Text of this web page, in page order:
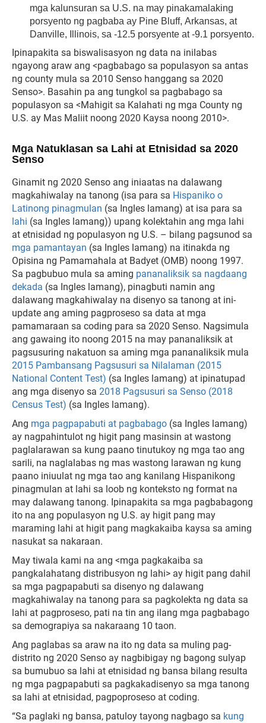
mga kalunsuran sa U.S. na may pinakamalaking
porsyento ng pagbaba ay Pine Bluff, Arkansas, at
Danville, Illinois, sa -12.5 porsyente at -9.1 porsyento.
Ipinapakita sa biswalisasyon ng data na inilabas
ngayong araw ang <pagbabago sa populasyon sa antas
ng county mula sa 2010 Senso hanggang sa 2020
Senso>. Basahin pa ang tungkol sa pagbabago sa
populasyon sa <Mahigit sa Kalahati ng mga County ng
U.S. ay Mas Maliit noong 2020 Kaysa noong 2010>.
Mga Natuklasan sa Lahi at Etnisidad sa 2020
Senso
Ginamit ng 2020 Senso ang iniaatas na dalawang
magkahiwalay na tanong (isa para sa Hispaniko o
Latinong pinagmulan (sa Ingles lamang) at isa para sa
lahi (sa Ingles lamang)) upang kolektahin ang mga lahi
at etnisidad ng populasyon ng U.S. – bilang pagsunod sa
mga pamantayan (sa Ingles lamang) na itinakda ng
Opisina ng Pamamahala at Badyet (OMB) noong 1997.
Sa pagbubuo mula sa aming pananaliksik sa nagdaang
dekada (sa Ingles lamang), pinagbuti namin ang
dalawang magkahiwalay na disenyo sa tanong at ini-
update ang aming pagproseso sa data at mga
pamamaraan sa coding para sa 2020 Senso. Nagsimula
ang gawaing ito noong 2015 na may pananaliksik at
pagsusuring nakatuon sa aming mga pananaliksik mula
2015 Pambansang Pagsusuri sa Nilalaman (2015
National Content Test) (sa Ingles lamang) at ipinatupad
ang mga disenyo sa 2018 Pagsusuri sa Senso (2018
Census Test) (sa Ingles lamang).
Ang mga pagpapabuti at pagbabago (sa Ingles lamang)
ay nagpahintulot ng higit pang masinsin at wastong
paglalarawan sa kung paano tinutukoy ng mga tao ang
sarili, na naglalabas ng mas wastong larawan ng kung
paano iniuulat ng mga tao ang kanilang Hispanikong
pinagmulan at lahi sa loob ng konteksto ng format na
may dalawang tanong. Ipinapakita sa mga pagbabagong
ito na ang populasyon ng U.S. ay higit pang may
maraming lahi at higit pang magkakaiba kaysa sa aming
nasukat sa nakaraan.
May tiwala kami na ang <mga pagkakaiba sa
pangkalahatang distribusyon ng lahi> ay higit pang dahil
sa mga pagpapabuti sa disenyo ng dalawang
magkahiwalay na tanong para sa pagkolekta ng data sa
lahi at pagproseso, pati na tin ang ilang mga pagbabago
sa demograpiya sa nakaraang 10 taon.
Ang paglabas sa araw na ito ng data sa muling pag-
distrito ng 2020 Senso ay nagbibigay ng bagong sulyap
sa bumubuo sa lahi at etnisidad ng bansa bilang resulta
ng mga pagpapabuti sa pagkakadisenyo sa mga tanong
sa lahi at etnisidad, pagpoproseso at coding.
“Sa paglaki ng bansa, patuloy tayong nagbago sa kung